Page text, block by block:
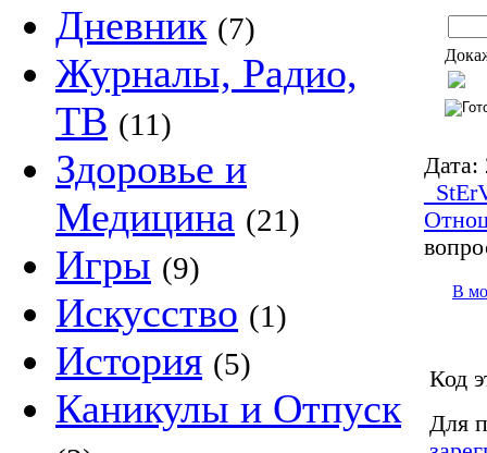
Дневник (7)
Журналы, Радио,
ТВ (11)
Здоровье и
Медицина (21)
Игры (9)
Искусство (1)
История (5)
Каникулы и Отпуск
Дата:
В
Код
Для